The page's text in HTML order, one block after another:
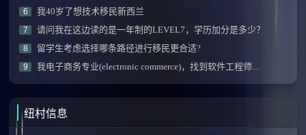
6 我40岁了想技术移民新西兰
7 请问我在这边读的是一年制的LEVEL7，学历加分是多少？
8 留学生考虑选择哪条路径进行移民更合适?
9 我电子商务专业(electronic commerce)，找到软件工程师工作后技能加分项会有阻碍不？
纽村信息